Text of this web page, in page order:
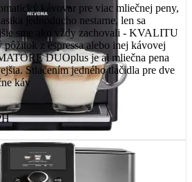
kávovar pre viac mliečnej peny,
jednoducho nestarne, len sa
sme ako vždy zachovali - KVALITU
z espressa alebo inej kávovej
DUOplus je aj mliečna pena
Stlačením jedného tlačidla pre dve
káv